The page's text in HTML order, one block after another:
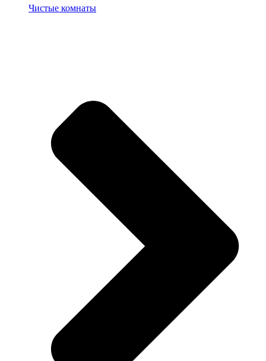
Чистые комнаты